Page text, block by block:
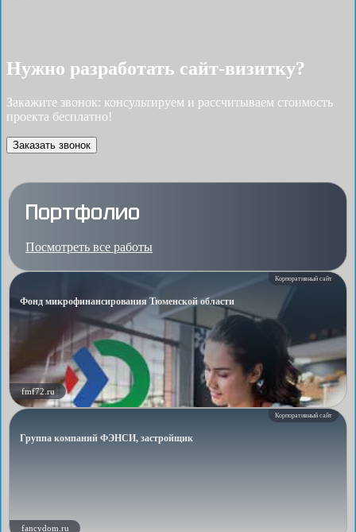
Нужно разработать cайт-визитку?
Закажите звонок: консультируем и рассчитываем стоимость
проекта бесплатно!
Заказать звонок
Портфолио
Посмотреть все работы
Корпоративный сайт
Фонд микрофинансирования Тюменской области
fmf72.ru
Корпоративный сайт
Группа компаний ФЭНСИ, застройщик
fancydom.ru